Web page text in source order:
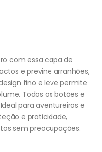
com essa capa de
e previne arranhões,
fino e leve permite
Todos os botões e
para aventureiros e
e praticidade,
sem preocupações.